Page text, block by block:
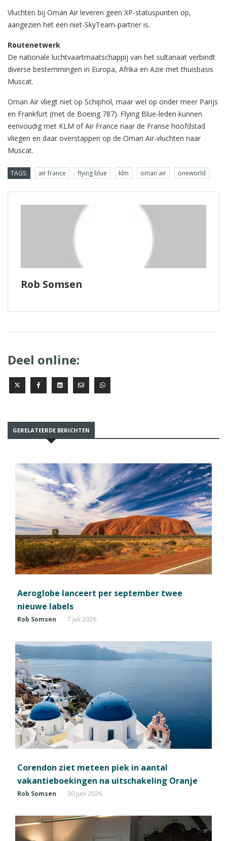
Vluchten bij Oman Air leveren geen XP-statuspunten op,
aangezien het een niet-SkyTeam-partner is.
Routenetwerk
De nationale luchtvaartmaatschappij van het sultanaat verbindt
diverse bestemmingen in Europa, Afrika en Azië met thuisbasis
Muscat.
Oman Air vliegt niet op Schiphol, maar wel op onder meer Parijs
en Frankfurt (met de Boeing 787). Flying Blue-leden kunnen
eenvoudig met KLM of Air France naar de Franse hoofdstad
vliegen en daar overstappen op de Oman Air-vluchten naar
Muscat.
TAGS: air france flying blue klm oman air oneworld
Rob Somsen
Deel online:
GERELATEERDE BERICHTEN
Aeroglobe lanceert per september twee
nieuwe labels
Rob Somsen 7 juli 2026
Corendon ziet meteen piek in aantal
vakantieboekingen na uitschakeling Oranje
Rob Somsen 30 juni 2026